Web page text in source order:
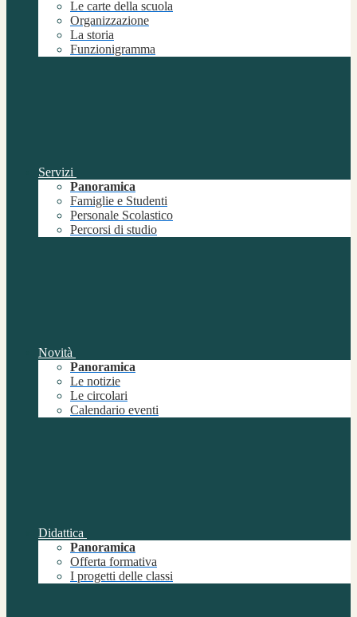
Le carte della scuola
Organizzazione
La storia
Funzionigramma
Servizi
Panoramica
Famiglie e Studenti
Personale Scolastico
Percorsi di studio
Novità
Panoramica
Le notizie
Le circolari
Calendario eventi
Didattica
Panoramica
Offerta formativa
I progetti delle classi